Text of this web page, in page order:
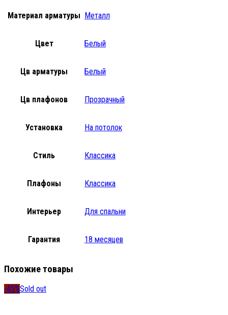
Материал арматуры Металл
Цвет Белый
Цв арматуры Белый
Цв плафонов Прозрачный
Установка На потолок
Стиль Классика
Плафоны Классика
Интерьер Для спальни
Гарантия 18 месяцев
Похожие товары
-45%Sold out